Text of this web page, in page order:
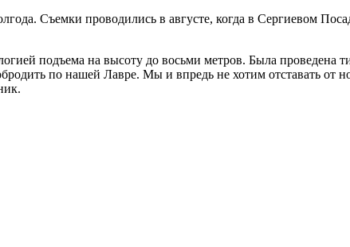
Съемки проводились в августе, когда в Сергиевом
подъема на высоту до восьми метров. Была проведена
по нашей Лавре. Мы и впредь не хотим отставать